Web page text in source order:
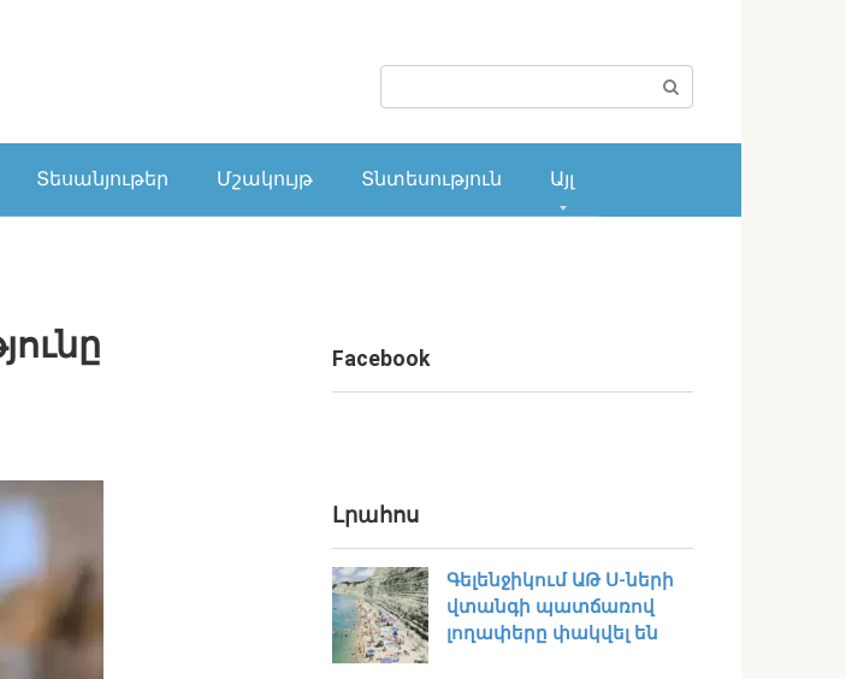
Տեսանյութեր Մշակույթ Տնտեսություն Այլ
Facebook
Լրահոս
Գելենջիկում ԱԹ Ս-ների
վտանգի պատճառով
լողափերը փակվել են